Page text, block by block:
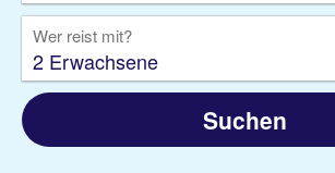
Wer reist mit?
2 Erwachsene
Suchen